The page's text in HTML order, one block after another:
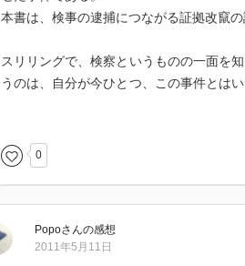
本書は、検事の逮捕につながる証拠改竄
スリリングで、検察というものの一面を
うのは、自分が今ひとつ、この事件とは
検察がなぜ、局長逮捕にそれほど執念を
あった、というストーリーを貫きたかっ
的とすべきなのでは？ 単独犯であると
また、本書は新聞社側からの話なので、
ェアとは言えないだろう。
0
Popoさんの感想
2011年5月11日